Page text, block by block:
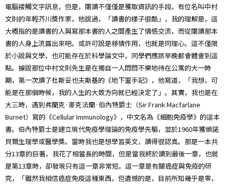
電腦接觸文字訊息，但是，閱讀不僅僅是獲取資訊的手段。有位名叫中村
文則的年輕芥川獎作家，他說過，「讀書的樣子很酷」，我的理解是，這
大概指的是讀書的人與寫那本書的人之間產生了情感交流，而從閱讀那本
書的人身上流露出來吧。或許可說是移情作用，也就是同理心。這不僅限
於小說與文學，也可能存在於科學論文中，同學們應該早晚都會體會到這
點。據說那位中村文則先生是在獨自一人悶悶不樂地待在公寓的大一時
期，第一次讀了杜斯妥也夫斯基的《地下室手記》，他寫道，「我想，可
能是在那個時候，我的人生的大致方向就已經決定了」。其實，我也是在
大三時，遇到弗蘭克·麥克法蘭·伯內特爵士（Sir Frank Macfarlane
Burnet）寫的《Cellular Immunology》，中文名為《細胞免疫學》的這本
書。伯內特爵士是建立現代免疫學理論的免疫學先驅，並於1960年獲頒諾
貝爾生理學或醫學獎。當時我也是想學習英文，讀得很認真。那是一本共
分13章的巨著，我花了相當長的時間，但是當我終於讀到最後一章，也就
是第13章時，卻發現只有這一章非常短。這一章是有關癌症與免疫的研
究，「雖然我相信癌症免疫這種東西，但遺憾的是，目前所知幾乎是零，